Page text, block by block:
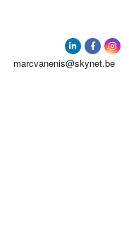
marcvanenis@skynet.be